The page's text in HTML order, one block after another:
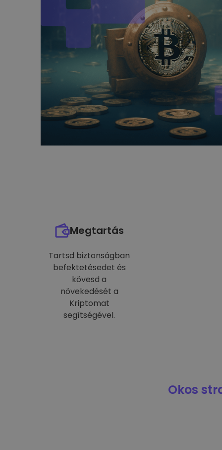
Megtartás
Tartsd biztonságban
befektetésedet és
kövesd a
növekedését a
Kriptomat
segítségével.
Okos